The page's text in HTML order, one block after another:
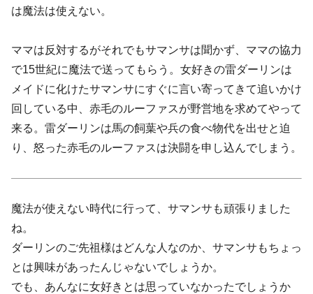
は魔法は使えない。
ママは反対するがそれでもサマンサは聞かず、ママの協力
で15世紀に魔法で送ってもらう。女好きの雷ダーリンは
メイドに化けたサマンサにすぐに言い寄ってきて追いかけ
回している中、赤毛のルーファスが野営地を求めてやって
来る。雷ダーリンは馬の飼葉や兵の食べ物代を出せと迫
り、怒った赤毛のルーファスは決闘を申し込んでしまう。
魔法が使えない時代に行って、サマンサも頑張りました
ね。
ダーリンのご先祖様はどんな人なのか、サマンサもちょっ
とは興味があったんじゃないでしょうか。
でも、あんなに女好きとは思っていなかったでしょうか